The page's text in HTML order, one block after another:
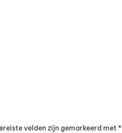
velden zijn gemarkeerd met*